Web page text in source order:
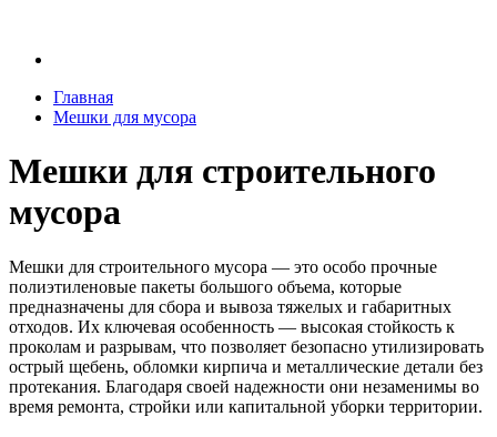
Главная
Мешки для мусора
Мешки для строительного
мусора
Мешки для строительного мусора — это особо прочные
полиэтиленовые пакеты большого объема, которые
предназначены для сбора и вывоза тяжелых и габаритных
отходов. Их ключевая особенность — высокая стойкость к
проколам и разрывам, что позволяет безопасно утилизировать
острый щебень, обломки кирпича и металлические детали без
протекания. Благодаря своей надежности они незаменимы во
время ремонта, стройки или капитальной уборки территории.